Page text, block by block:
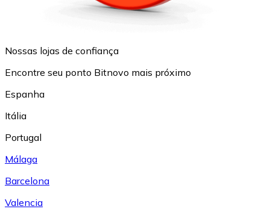
Nossas lojas de confiança
Encontre seu ponto Bitnovo mais próximo
Espanha
Itália
Portugal
Málaga
Barcelona
Valencia